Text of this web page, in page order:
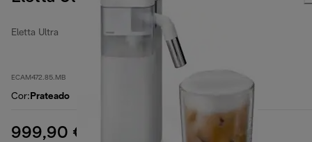
Eletta Ultra
ECAM472.85.MB
Cor: Prateado
999,90 € preço original 1199,00 €